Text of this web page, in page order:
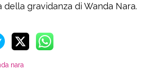
gravidanza di Wanda Nara.
nara